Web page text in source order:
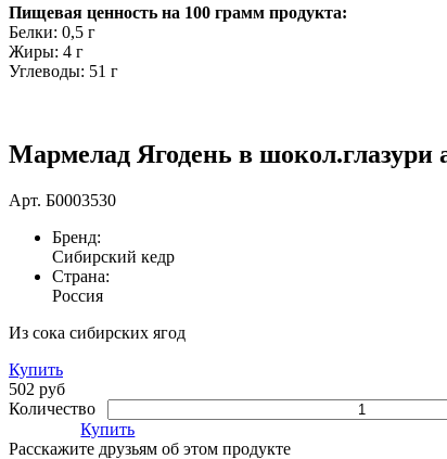
Пищевая ценность на 100 грамм продукта:
Белки: 0,5 г
Жиры: 4 г
Углеводы: 51 г
Мармелад Ягодень в
Арт. Б0003530
Бренд:
Сибирский кедр
Страна:
Россия
Из сока сибирских ягод
Купить
502 руб
Количество
Купить
Расскажите друзьям об этом продукте